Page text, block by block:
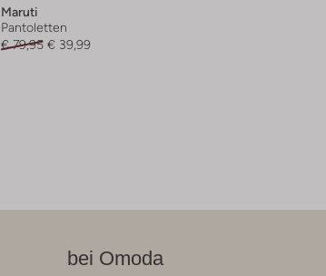
Maruti
Pantoletten
€ 79,95 € 39,99
bei Omoda